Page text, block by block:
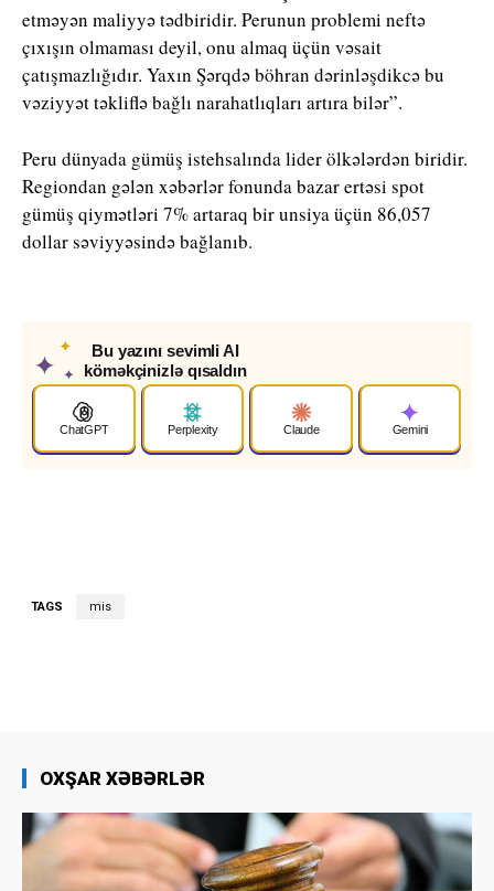
etməyən maliyyə tədbiridir. Perunun problemi neftə
çıxışın olmaması deyil, onu almaq üçün vəsait
çatışmazlığıdır. Yaxın Şərqdə böhran dərinləşdikcə bu
vəziyyət təkliflə bağlı narahatlıqları artıra bilər”.
Peru dünyada gümüş istehsalında lider ölkələrdən biridir.
Regiondan gələn xəbərlər fonunda bazar ertəsi spot
gümüş qiymətləri 7% artaraq bir unsiya üçün 86,057
dollar səviyyəsində bağlanıb.
✦
✦
✦
Bu yazını sevimli AI
köməkçinizlə qısaldın
ChatGPT Perplexity Claude Gemini
TAGS mis
OXŞAR XƏBƏRLƏR